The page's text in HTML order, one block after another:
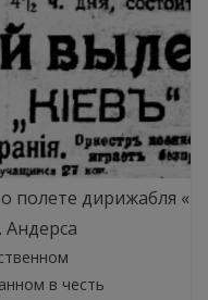
полете дирижабля
в честь